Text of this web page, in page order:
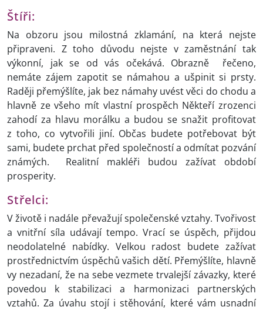
Štíři:
Na obzoru jsou milostná zklamání, na která nejste
připraveni. Z toho důvodu nejste v zaměstnání tak
výkonní, jak se od vás očekává. Obrazně řečeno,
nemáte zájem zapotit se námahou a ušpinit si prsty.
Raději přemýšlíte, jak bez námahy uvést věci do chodu a
hlavně ze všeho mít vlastní prospěch Někteří zrozenci
zahodí za hlavu morálku a budou se snažit profitovat
z toho, co vytvořili jiní. Občas budete potřebovat být
sami, budete prchat před společností a odmítat pozvání
známých. Realitní makléři budou zažívat období
prosperity.
Střelci:
V životě i nadále převažují společenské vztahy. Tvořivost
a vnitřní síla udávají tempo. Vrací se úspěch, přijdou
neodolatelné nabídky. Velkou radost budete zažívat
prostřednictvím úspěchů vašich dětí. Přemýšlíte, hlavně
vy nezadaní, že na sebe vezmete trvalejší závazky, které
povedou k stabilizaci a harmonizaci partnerských
vztahů. Za úvahu stojí i stěhování, které vám usnadní